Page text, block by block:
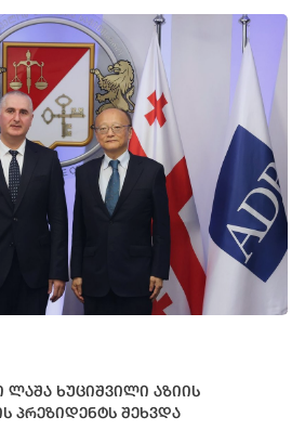
ლაშა ხუციშვილი აზიის
პრეზიდენტს შეხვდა